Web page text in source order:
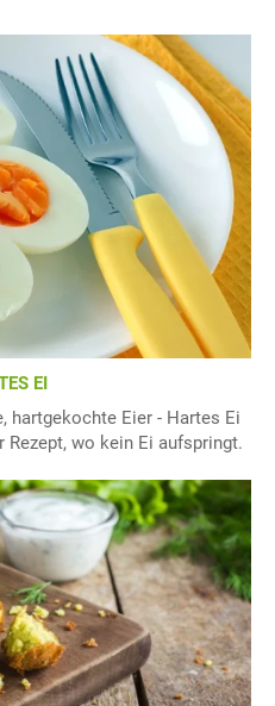
EI
hartgekochte Eier - Hartes Ei
wo kein Ei aufspringt.